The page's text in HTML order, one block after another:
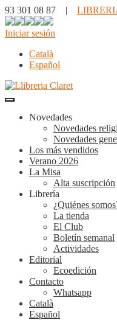
93 301 08 87 |
Iniciar sesión
Català
Español
Novedades
Novedades
Novedades
Los más vendidos
Verano 2026
La Misa
Alta suscripción
Librería
¿Quiénes
La tienda
El Club
Boletín semanal
Actividades
Editorial
Ecoedición
Contacto
Whatsapp
Català
Español